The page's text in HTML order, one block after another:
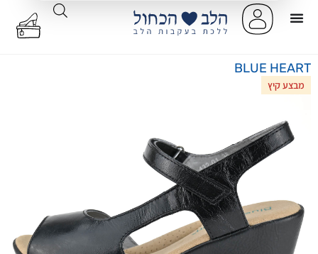
BLUE HEART
מבצע קיץ